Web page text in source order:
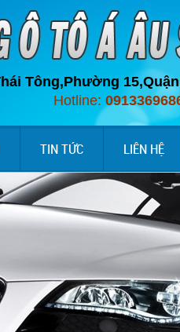
Tông,Phường
Hotline:
TIN TỨC LIÊN HỆ